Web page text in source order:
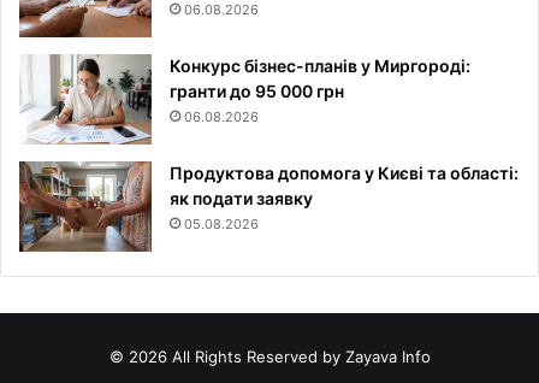
06.08.2026
Конкурс бізнес-планів у Миргороді:
гранти до 95 000 грн
06.08.2026
Продуктова допомога у Києві та області:
як подати заявку
05.08.2026
© 2026 All Rights Reserved by Zayava Info